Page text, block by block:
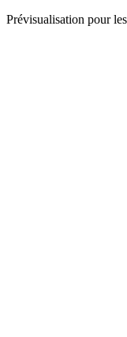
Prévisualisation pour